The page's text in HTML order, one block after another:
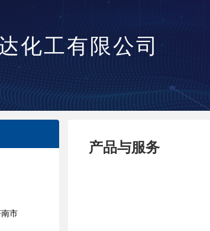
化工有限公司
市
产品与服务